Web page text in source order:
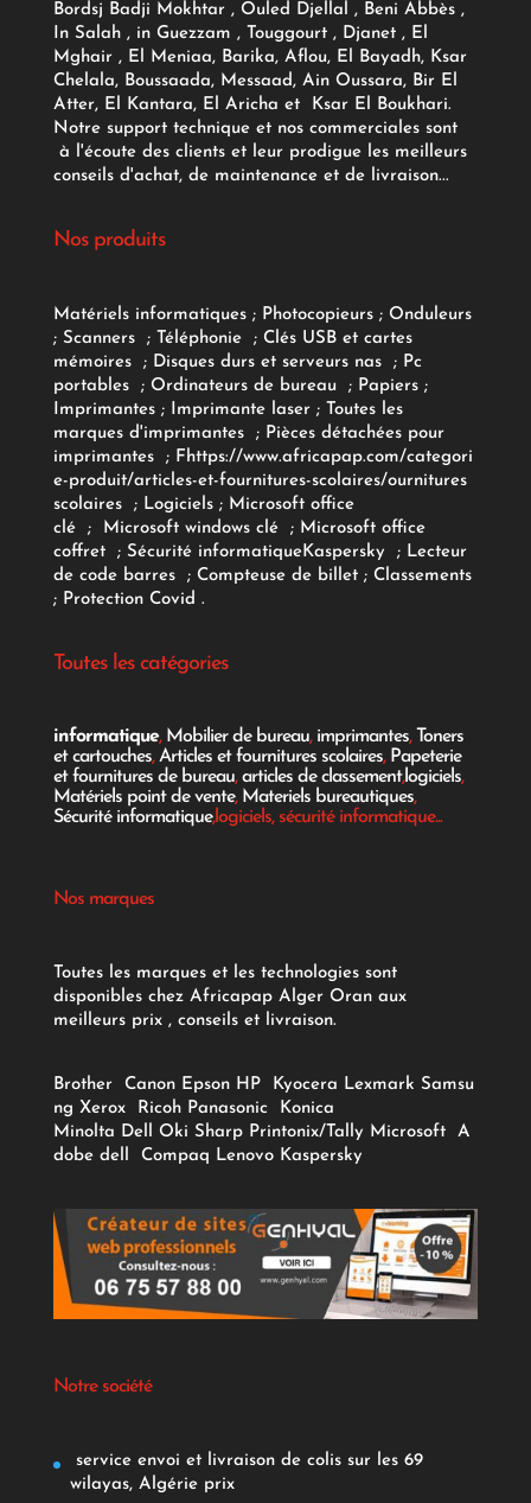
Bordsj Badji Mokhtar , Ouled Djellal , Beni Abbès ,
In Salah , in Guezzam , Touggourt , Djanet , El
Mghair , El Meniaa, Barika, Aflou, El Bayadh, Ksar
Chelala, Boussaada, Messaad, Ain Oussara, Bir El
Atter, El Kantara, El Aricha et Ksar El Boukhari.
Notre support technique et nos commerciales sont
à l'écoute des clients et leur prodigue les meilleurs
conseils d'achat, de maintenance et de livraison...
Nos produits
Matériels informatiques; Photocopieurs; Onduleurs
; Scanners ; Téléphonie ; Clés USB et cartes
mémoires
; Disques durs et serveurs nas ; Pc
portables
; Ordinateurs de bureau ; Papiers;
Imprimantes;Imprimante laser; Toutes les
marques d'imprimantes
; Pièces détachées pour
imprimantes
; Fhttps://www.africapap.com/categori
e-produit/articles-et-fournitures-scolaires/ournitures
scolaires; Logiciels ; Microsoft office
clé
; Microsoft windows clé; Microsoft office
coffret ; Sécurité informatiqueKaspersky ; Lecteur
de code barres
; Compteuse de billet; Classements
; Protection Covid .
Toutes les catégories
informatique, Mobilier de bureau, imprimantes, Toners
et cartouches,Articles et fournitures scolaires, Papeterie
et fournitures de bureau,articles de classement,logiciels,
Matériels point de vente, Materiels bureautiques,
Sécurité informatique,logiciels, sécurité informatique...
Nos marques
Toutes les marques et les technologies sont
disponibles chez Africapap Alger Oran aux
meilleurs prix , conseils et livraison.
Brother Canon Epson HP Kyocera Lexmark Samsu
ng Xerox Ricoh Panasonic
Konica
Minolta Dell Oki Sharp Printonix/Tally Microsoft
A
dobe dell Compaq Lenovo Kaspersky
Notre société
service envoi et livraison de colis sur les 69
wilayas, Algérie prix